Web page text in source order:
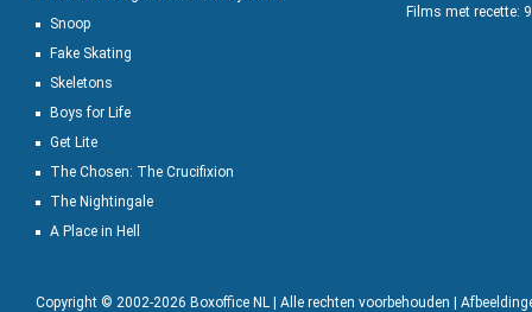
Snoop
Fake Skating
Skeletons
Boys for Life
Get Lite
The Chosen: The Crucifixion
The Nightingale
A Place in Hell
Films met recette:
Copyright © 2002-2026 Boxoffice NL | Alle rechten voorbehouden |